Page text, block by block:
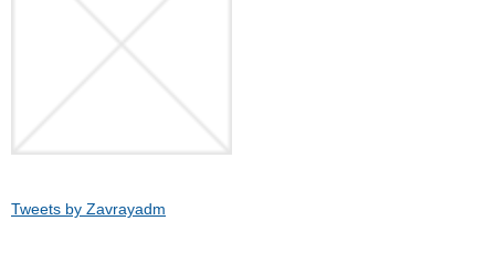
Tweets by Zavrayadm